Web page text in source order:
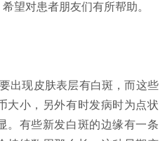
望对患者朋友们有所帮助。
现皮肤表层有白斑，而这些
大小，另外有时发病时为点状
。有些新发白斑的边缘有一条